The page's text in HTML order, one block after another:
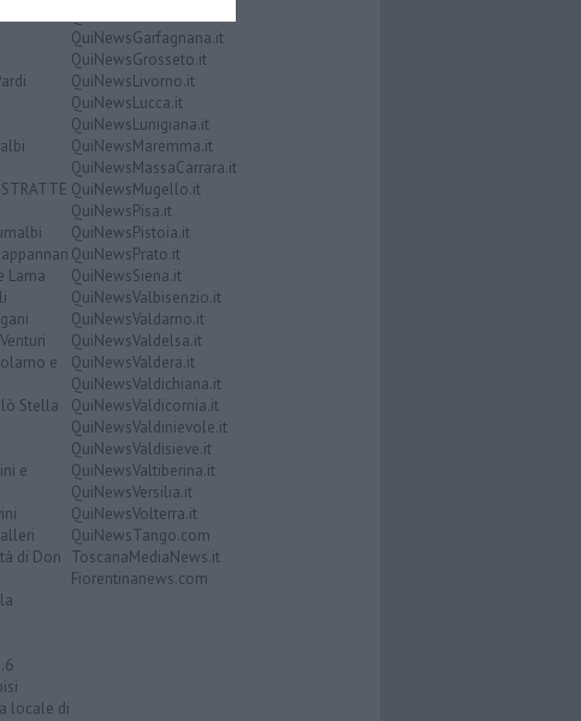
Lama
e
Stella
e
di Don
locale di
QuiNewsGarfagnana.it
QuiNewsGrosseto.it
QuiNewsLivorno.it
QuiNewsLucca.it
QuiNewsLunigiana.it
QuiNewsMaremma.it
QuiNewsMassaCarrara.it
QuiNewsMugello.it
QuiNewsPisa.it
QuiNewsPistoia.it
QuiNewsPrato.it
QuiNewsSiena.it
QuiNewsValbisenzio.it
QuiNewsValdarno.it
QuiNewsValdelsa.it
QuiNewsValdera.it
QuiNewsValdichiana.it
QuiNewsValdicornia.it
QuiNewsValdinievole.it
QuiNewsValdisieve.it
QuiNewsValtiberina.it
QuiNewsVersilia.it
QuiNewsVolterra.it
QuiNewsTango.com
ToscanaMediaNews.it
Fiorentinanews.com